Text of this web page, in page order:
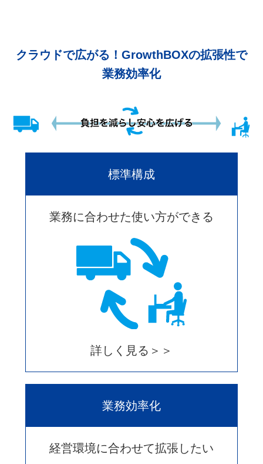
クラウドで広がる！GrowthBOXの拡張性で
業務効率化
標準構成
業務に合わせた使い方ができる
詳しく見る＞＞
業務効率化
経営環境に合わせて拡張したい